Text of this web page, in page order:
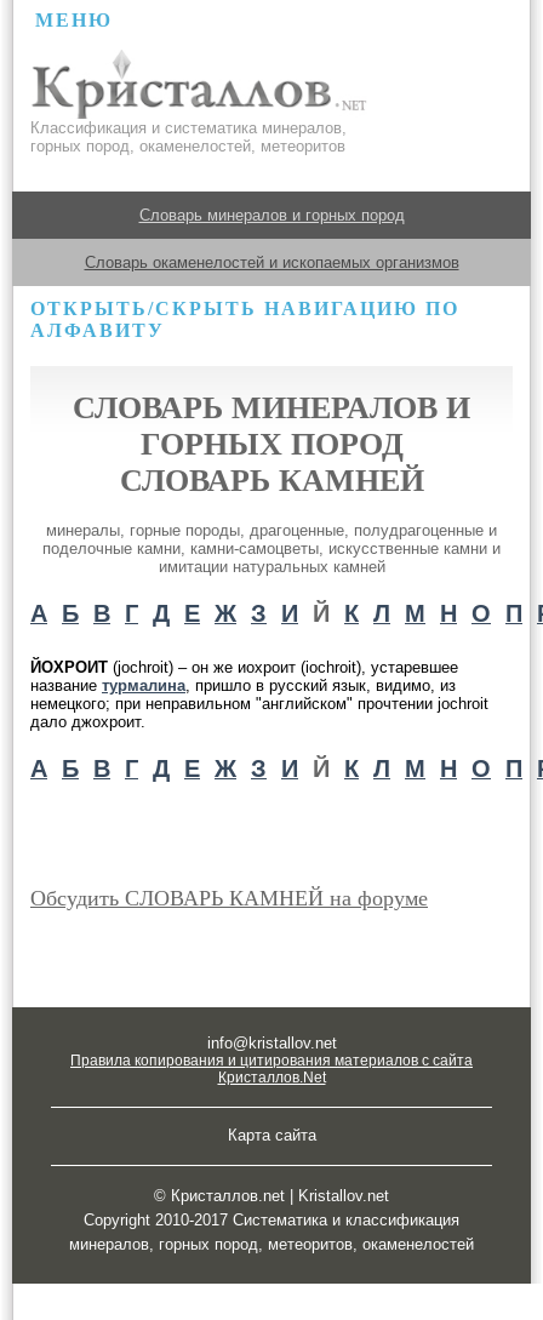
МЕНЮ
Классификация и систематика минералов,
горных пород, окаменелостей, метеоритов
Словарь минералов и горных пород
Словарь окаменелостей и ископаемых организмов
ОТКРЫТЬ/СКРЫТЬ НАВИГАЦИЮ ПО
АЛФАВИТУ
СЛОВАРЬ МИНЕРАЛОВ И
ГОРНЫХ ПОРОД
СЛОВАРЬ КАМНЕЙ
минералы, горные породы, драгоценные, полудрагоценные и
поделочные камни, камни-самоцветы, искусственные камни и
имитации натуральных камней
А Б В Г Д Е Ж З И Й К Л М Н О П
ЙОХРОИТ (jochroit) – он же иохроит (iochroit), устаревшее
название турмалина, пришло в русский язык, видимо, из
немецкого; при неправильном "английском" прочтении jochroit
дало джохроит.
А Б В Г Д Е Ж З И Й К Л М Н О П
Обсудить СЛОВАРЬ КАМНЕЙ на форуме
info@kristallov.net
Правила копирования и цитирования материалов с сайта
Кристаллов.Net
Карта сайта
© Кристаллов.net | Kristallov.net
Copyright 2010-2017 Систематика и классификация
минералов, горных пород, метеоритов, окаменелостей